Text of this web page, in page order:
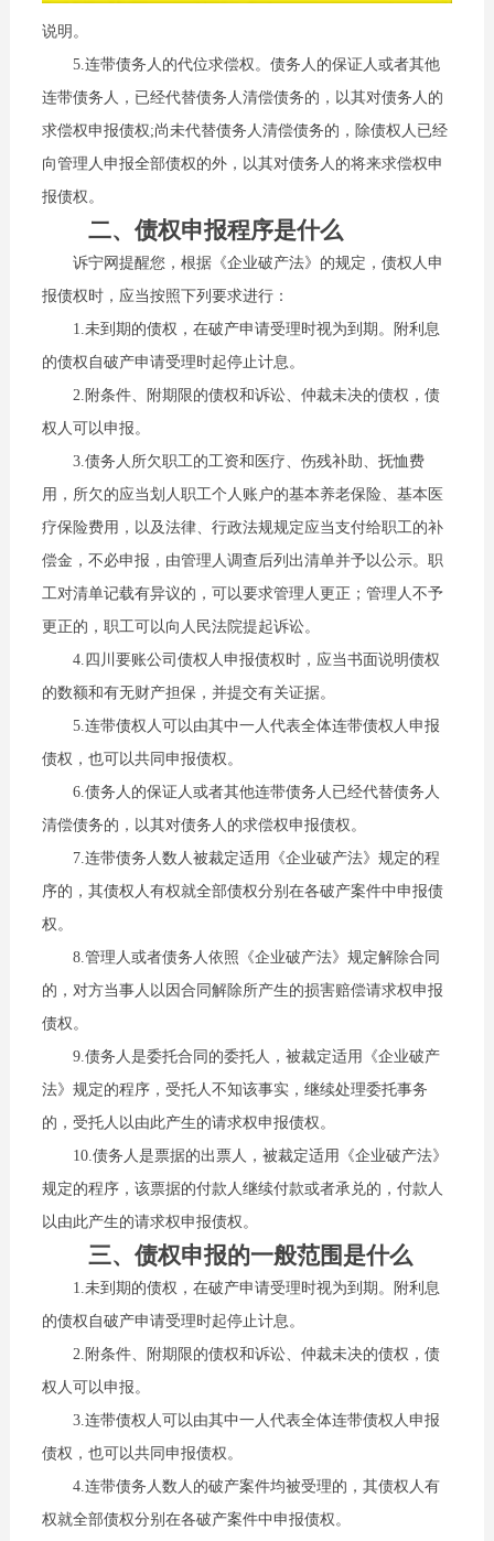
说明。
5.连带债务人的代位求偿权。债务人的保证人或者其他
连带债务人，已经代替债务人清偿债务的，以其对债务人的
求偿权申报债权;尚未代替债务人清偿债务的，除债权人已经
向管理人申报全部债权的外，以其对债务人的将来求偿权申
报债权。
二、债权申报程序是什么
诉宁网提醒您，根据《企业破产法》的规定，债权人申
报债权时，应当按照下列要求进行：
1.未到期的债权，在破产申请受理时视为到期。附利息
的债权自破产申请受理时起停止计息。
2.附条件、附期限的债权和诉讼、仲裁未决的债权，债
权人可以申报。
3.债务人所欠职工的工资和医疗、伤残补助、抚恤费
用，所欠的应当划人职工个人账户的基本养老保险、基本医
疗保险费用，以及法律、行政法规规定应当支付给职工的补
偿金，不必申报，由管理人调查后列出清单并予以公示。职
工对清单记载有异议的，可以要求管理人更正；管理人不予
更正的，职工可以向人民法院提起诉讼。
4.四川要账公司债权人申报债权时，应当书面说明债权
的数额和有无财产担保，并提交有关证据。
5.连带债权人可以由其中一人代表全体连带债权人申报
债权，也可以共同申报债权。
6.债务人的保证人或者其他连带债务人已经代替债务人
清偿债务的，以其对债务人的求偿权申报债权。
7.连带债务人数人被裁定适用《企业破产法》规定的程
序的，其债权人有权就全部债权分别在各破产案件中申报债
权。
8.管理人或者债务人依照《企业破产法》规定解除合同
的，对方当事人以因合同解除所产生的损害赔偿请求权申报
债权。
9.债务人是委托合同的委托人，被裁定适用《企业破产
法》规定的程序，受托人不知该事实，继续处理委托事务
的，受托人以由此产生的请求权申报债权。
10.债务人是票据的出票人，被裁定适用《企业破产法》
规定的程序，该票据的付款人继续付款或者承兑的，付款人
以由此产生的请求权申报债权。
三、债权申报的一般范围是什么
1.未到期的债权，在破产申请受理时视为到期。附利息
的债权自破产申请受理时起停止计息。
2.附条件、附期限的债权和诉讼、仲裁未决的债权，债
权人可以申报。
3.连带债权人可以由其中一人代表全体连带债权人申报
债权，也可以共同申报债权。
4.连带债务人数人的破产案件均被受理的，其债权人有
权就全部债权分别在各破产案件中申报债权。